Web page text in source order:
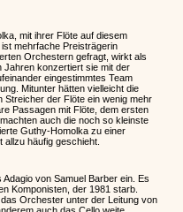
mit ihrer Flöte auf diesem
mehrfache Preisträgerin
Orchestern gefragt, wirkt als
Jahren konzertiert sie mit der
eingestimmtes Team
Mitunter hätten vielleicht die
Streicher der Flöte ein wenig mehr
Passagen mit Flöte, dem ersten
auch die noch so kleinste
Guthy-Homolka zu einer
häufig geschieht.
von Samuel Barber ein. Es
Komponisten, der 1981 starb.
Orchester unter der Leitung von